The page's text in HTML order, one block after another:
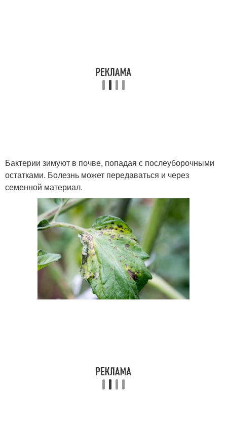
Пятна на лепестках Пятна на стебле
Бактерии зимуют в почве, попадая с послеуборочными
остатками. Болезнь может передаваться и через
семенной материал.